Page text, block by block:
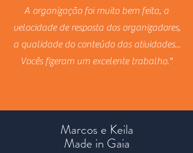
A organização foi muito bem feita, a
velocidade de resposta dos organizadores,
a qualidade do conteúdo das atividades...
Vocês fizeram um excelente trabalho."
Marcos e Keila
Made in Gaia